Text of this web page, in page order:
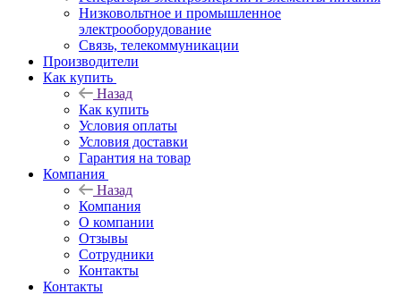
Низковольтное и промышленное
электрооборудование
Связь, телекоммуникации
Производители
Как купить
Назад
Как купить
Условия оплаты
Условия доставки
Гарантия на товар
Компания
Назад
Компания
О компании
Отзывы
Сотрудники
Контакты
Контакты